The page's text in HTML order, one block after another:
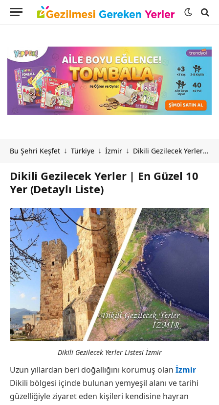
Bu Şehri Keşfet ↓ Türkiye ↓ İzmir ↓ Dikili Gezilecek Yerler | En Güzel 10 Yer (Detaylı Liste)
Dikili Gezilecek Yerler | En Güzel 10
Yer (Detaylı Liste)
Dikili Gezilecek Yerler Listesi İzmir
Uzun yıllardan beri doğallığını korumuş olan İzmir
Dikili bölgesi içinde bulunan yemyeşil alanı ve tarihi
güzelliğiyle ziyaret eden kişileri kendisine hayran